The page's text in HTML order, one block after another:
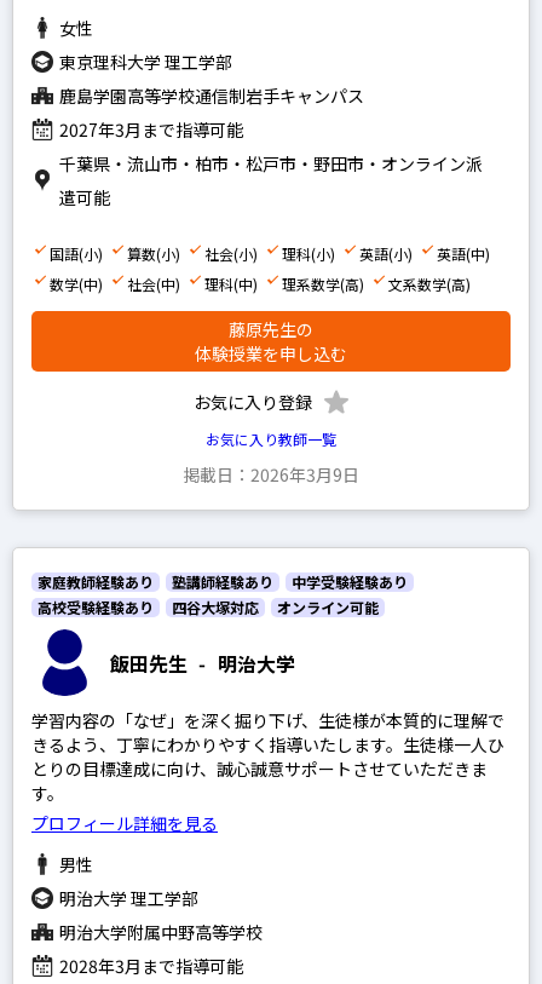
文系
理系
その他
写真あり
写真なし
女性
東京理科大学 理工学部
鹿島学園高等学校通信制岩手キャンパス
2027年3月まで指導可能
千葉県・流山市・柏市・松戸市・野田市・オンライン派
遣可能
国語(小) 算数(小) 社会(小) 理科(小) 英語(小)
英語(中)
数学(中)
社会(中) 理科(中) 理系数学(高) 文系数学(高)
藤原先生の
体験授業を申し込む
お気に入り登録
お気に入り教師一覧
掲載日：2026年3月9日
飯田先生 - 明治大学
家庭教師経験あり 塾講師経験あり
中学受験経験あり
高校受験経験あり
四谷大塚対応 オンライン可能
学習内容の「なぜ」を深く掘り下げ、生徒様が本質的に理解で
きるよう、丁寧にわかりやすく指導いたします。生徒様一人ひ
とりの目標達成に向け、誠心誠意サポートさせていただきま
す。
プロフィール詳細を見る
男性
明治大学 理工学部
明治大学附属中野高等学校
2028年3月まで指導可能